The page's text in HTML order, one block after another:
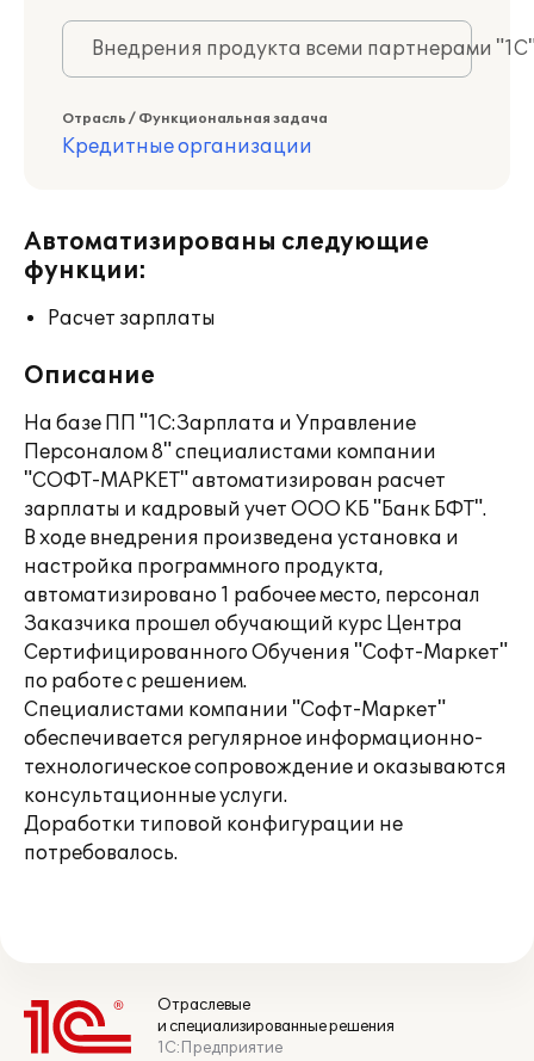
Внедрения продукта всеми партнерами
Отрасль / Функциональная задача
Кредитные организации
Автоматизированы следующие
функции:
Расчет зарплаты
Описание
На базе ПП "1С:Зарплата и Управление
Персоналом 8" специалистами компании
"СОФТ-МАРКЕТ" автоматизирован расчет
зарплаты и кадровый учет ООО КБ "Банк БФТ".
В ходе внедрения произведена установка и
настройка программного продукта,
автоматизировано 1 рабочее место, персонал
Заказчика прошел обучающий курс Центра
Сертифицированного Обучения "Софт-Маркет"
по работе с решением.
Специалистами компании "Софт-Маркет"
обеспечивается регулярное информационно-
технологическое сопровождение и оказываются
консультационные услуги.
Доработки типовой конфигурации не
потребовалось.
Отраслевые
и специализированные решения
1С:Предприятие